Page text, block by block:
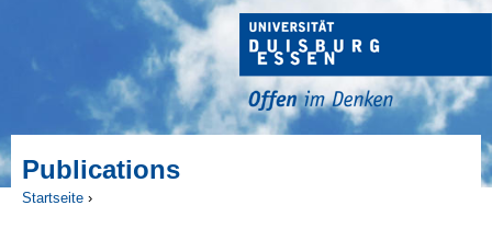
Publications
Startseite ›